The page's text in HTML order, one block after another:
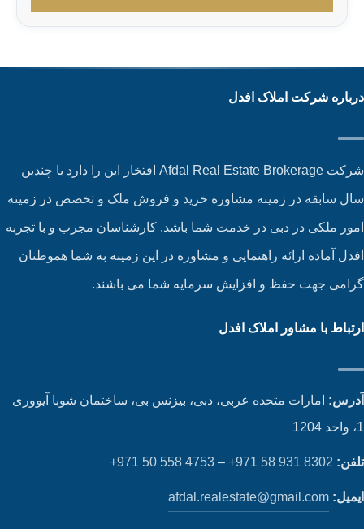
شرکت املاک افدل
شرکت Afdal Real Estate Brokerage افتخار این را دارد با چندین
سابقه در زمینه مشاوره خرید و فروش ملک و تخصص در زمینه
ملکی در دبی در خدمت شما باشد. کارشناسان مجرب و با تجربه
آماده ارائه راهنمایی و مشاوره در این زمینه به شما هموطنان
جهت حفظ و افزایش سرمایه شما می باشند.
با مشاور املاک افدل
امارات متحده عربی، دبی، بیزنس بی، ساختمان شوبا آیووری
+971 50 558 4753–+971 58 931 8302
afdal.realestate@gmail.com